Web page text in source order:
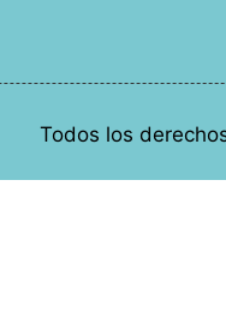
Todos los